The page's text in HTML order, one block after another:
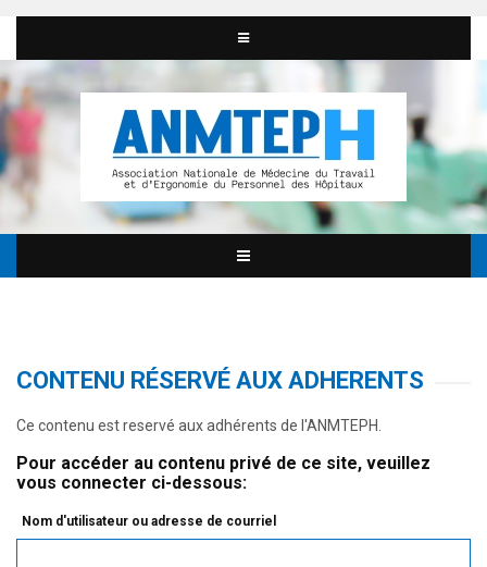
CONTENU RÉSERVÉ AUX ADHERENTS
Ce contenu est reservé aux adhérents de l'ANMTEPH.
Pour accéder au contenu privé de ce site, veuillez
vous connecter ci-dessous:
Nom d'utilisateur ou adresse de courriel